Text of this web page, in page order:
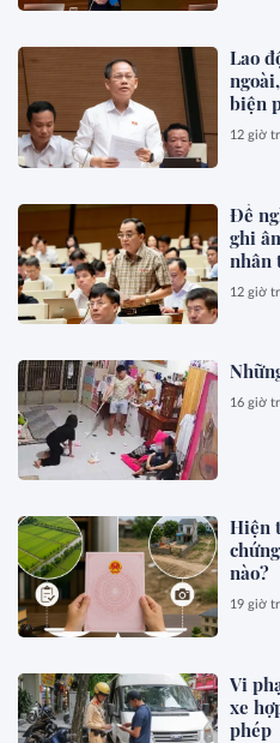
Lao
biện
12 giờ
Đề
ghi
nhân
12 giờ
16 giờ
Hiện
nào?
19 giờ
Vi
xe
phép